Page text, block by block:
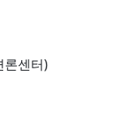
론센터)